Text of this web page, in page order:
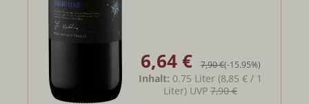
Verkaufspreis:
6,64 € Regulärer Preis:
7,90 €(-15.95%)
Inhalt: 0.75 Liter(8,85 € / 1
Liter) UVP7,90 €